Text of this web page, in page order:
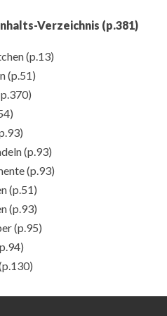
Verzeichnis (p.381)
(p.13)
(p.51)
(p.93)
(p.93)
(p.51)
(p.93)
(p.95)